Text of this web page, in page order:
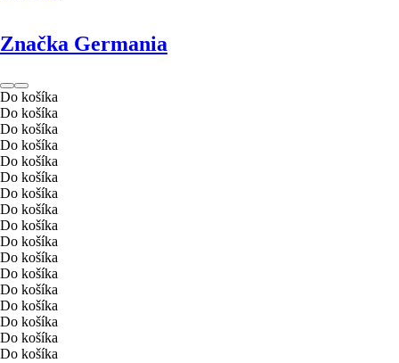
Značka Germania
Do košíka
Do košíka
Do košíka
Do košíka
Do košíka
Do košíka
Do košíka
Do košíka
Do košíka
Do košíka
Do košíka
Do košíka
Do košíka
Do košíka
Do košíka
Do košíka
Do košíka